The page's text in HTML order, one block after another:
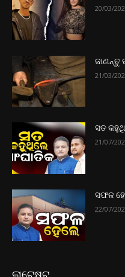
20/03/
ଜାଣନ୍ତୁ
21/03/
ସତ
21/07/
ସଫଳ
22/07/
ଲାଟେଷ୍ଟ